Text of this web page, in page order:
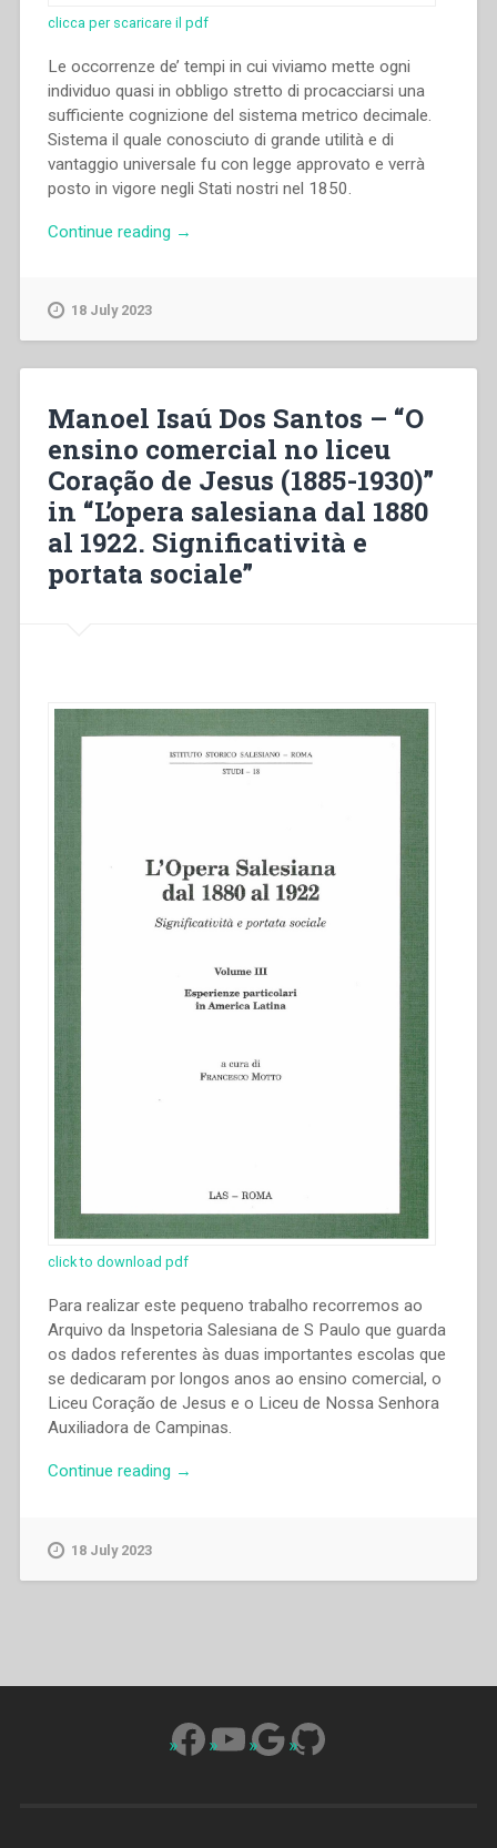
clicca per scaricare il pdf
Le occorrenze de’ tempi in cui viviamo mette ogni
individuo quasi in obbligo stretto di procacciarsi una
sufficiente cognizione del sistema metrico decimale.
Sistema il quale conosciuto di grande utilità e di
vantaggio universale fu con legge approvato e verrà
posto in vigore negli Stati nostri nel 1850.
Continue reading “Giovanni
a
semplicità”
→
18 July 2023
Manoel Isaú Dos Santos – “O
ensino comercial no liceu
Coração de Jesus (1885-1930)”
in “L’opera salesiana dal 1880
al 1922. Significatività e
portata sociale”
click to download pdf
Para realizar este pequeno trabalho recorremos ao
Arquivo da Inspetoria Salesiana de S Paulo que guarda
os dados referentes às duas importantes escolas que
se dedicaram por longos anos ao ensino comercial, o
Liceu Coração de Jesus e o Liceu de Nossa Senhora
Auxiliadora de Campinas.
Continue reading “Manoel
liceu
de
Jesus
→
18 July 2023
Facebook
YouTube
Google
GitHub